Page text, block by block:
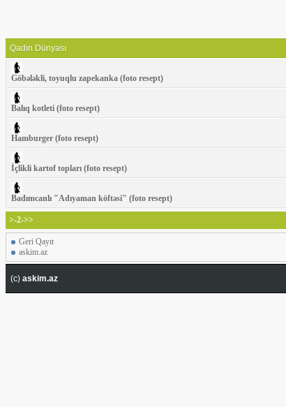
Qadın Dünyası
Göbələkli, toyuqlu zapekanka (foto resept)
Balıq kotleti (foto resept)
Hamburger (foto resept)
İçlikli kartof topları (foto resept)
Badımcanlı "Adıyaman köftəsi" (foto resept)
>-2->>
Geri Qayıt
askim.az
(c) askim.az